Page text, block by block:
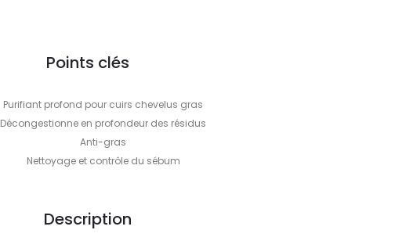
Points clés
Purifiant profond pour cuirs chevelus gras
Décongestionne en profondeur des résidus
Anti-gras
Nettoyage et contrôle du sébum
Description